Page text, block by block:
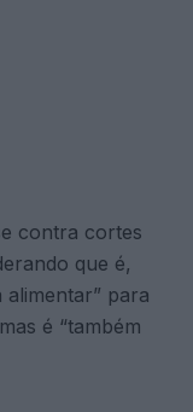
contra cortes
que é,
alimentar” para
é “também